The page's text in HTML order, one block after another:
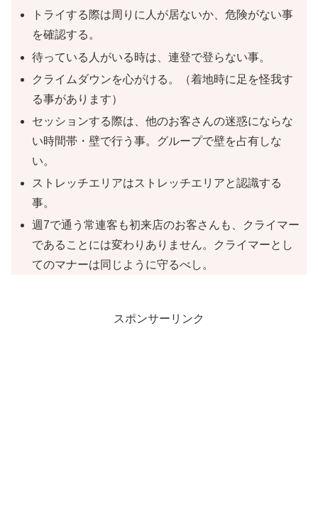
トライする際は周りに人が居ないか、危険がない事
を確認する。
待っている人がいる時は、連登で登らない事。
クライムダウンを心がける。（着地時に足を怪我す
る事があります）
セッションする際は、他のお客さんの迷惑にならな
い時間帯・壁で行う事。グループで壁を占有しな
い。
ストレッチエリアはストレッチエリアと認識する
事。
週7で通う常連客も初来店のお客さんも、クライマー
であることには変わりありません。クライマーとし
てのマナーは同じように守るべし。
スポンサーリンク